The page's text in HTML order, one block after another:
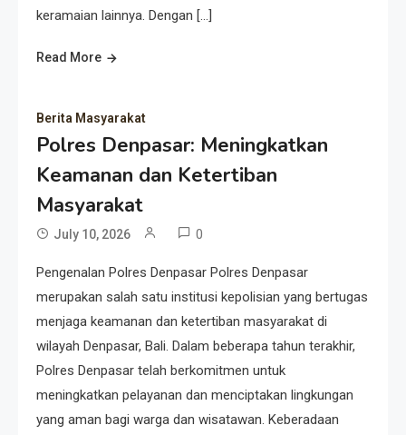
keramaian lainnya. Dengan […]
Read More
Berita Masyarakat
Polres Denpasar: Meningkatkan
Keamanan dan Ketertiban
Masyarakat
July 10, 2026 0
Pengenalan Polres Denpasar Polres Denpasar
merupakan salah satu institusi kepolisian yang bertugas
menjaga keamanan dan ketertiban masyarakat di
wilayah Denpasar, Bali. Dalam beberapa tahun terakhir,
Polres Denpasar telah berkomitmen untuk
meningkatkan pelayanan dan menciptakan lingkungan
yang aman bagi warga dan wisatawan. Keberadaan